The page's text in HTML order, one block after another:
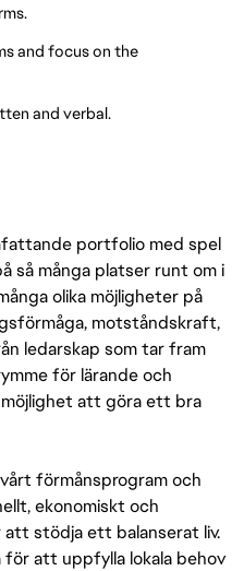
and focus on the
and verbal.
portfolio med spel
så många platser runt om i
olika möjligheter på
motståndskraft,
ledarskap som tar fram
för lärande och
att göra ett bra
förmånsprogram och
ekonomiskt och
stödja ett balanserat liv.
att uppfylla lokala behov